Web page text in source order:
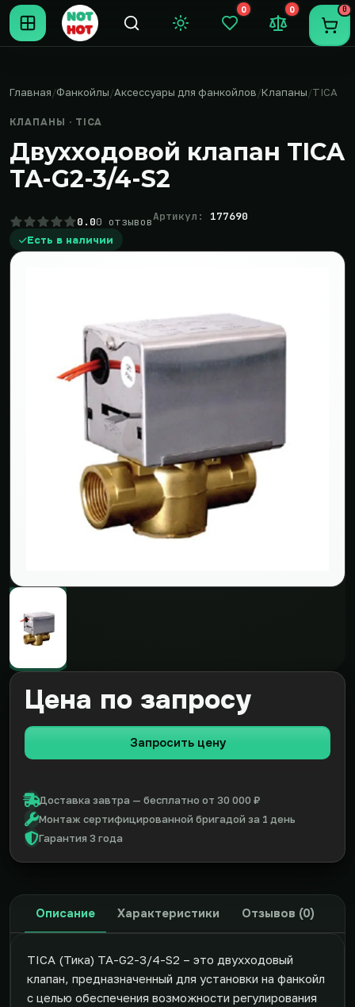
Темная тема
0
Закладки (0)
0
Сравнение
0
Главная Фанкойлы Аксессуары для фанкойлов Клапаны TICA
КЛАПАНЫ · TICA
Двухходовой клапан TICA
TA-G2-3/4-S2
0.00 отзывовАртикул: 177690
Есть в наличии
Цена по запросу
Запросить цену
Доставка завтра — бесплатно от 30 000 ₽
Монтаж сертифицированной бригадой за 1 день
Гарантия 3 года
Описание Характеристики Отзывов (0)
TICA (Тика) TA-G2-3/4-S2 – это двухходовый
клапан, предназначенный для установки на фанкойл
с целью обеспечения возможности регулирования